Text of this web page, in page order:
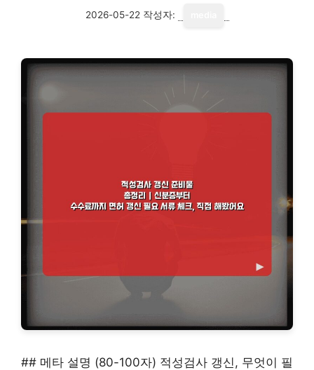
2026-05-22 작성자:
## 메타 설명 (80-100자) 적성검사 갱신, 무엇이 필